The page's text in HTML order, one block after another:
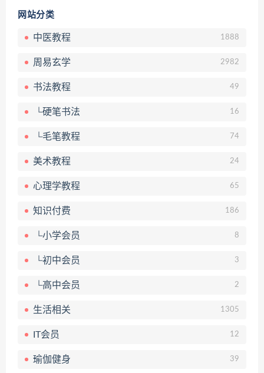
网站分类
中医教程 1888
周易玄学 2982
书法教程 49
└硬笔书法 16
└毛笔教程 74
美术教程 24
心理学教程 65
知识付费 186
└小学会员 8
└初中会员 3
└高中会员 2
生活相关 1305
IT会员 12
瑜伽健身 39